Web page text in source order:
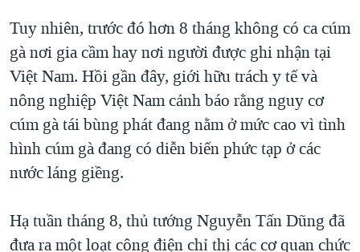
NGƯ DÂN VIỆT VÀ LÀN SÓNG TRỘM HẢI SÂM
BÊN KIA QUỐC LỘ: TIẾNG VỌNG TỪ NÔNG THÔN MỸ
QUAN HỆ VIỆT MỸ
Tuy nhiên, trước đó hơn 8 tháng không có ca cúm
gà nơi gia cầm hay nơi người được ghi nhận tại
Việt Nam. Hồi gần đây, giới hữu trách y tế và
nông nghiệp Việt Nam cảnh báo rằng nguy cơ
cúm gà tái bùng phát đang nằm ở mức cao vì tình
hình cúm gà đang có diễn biến phức tạp ở các
nước láng giềng.
Hạ tuần tháng 8, thủ tướng Nguyễn Tấn Dũng đã
đưa ra một loạt công điện chỉ thị các cơ quan chức